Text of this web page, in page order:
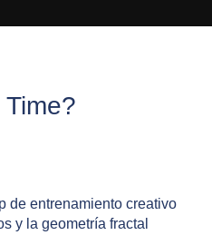
de entrenamiento creativo
y la geometría fractal